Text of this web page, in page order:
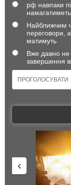
рф навпаки
Найближчим
переговори,
матимуть
Вже давно не
завершення